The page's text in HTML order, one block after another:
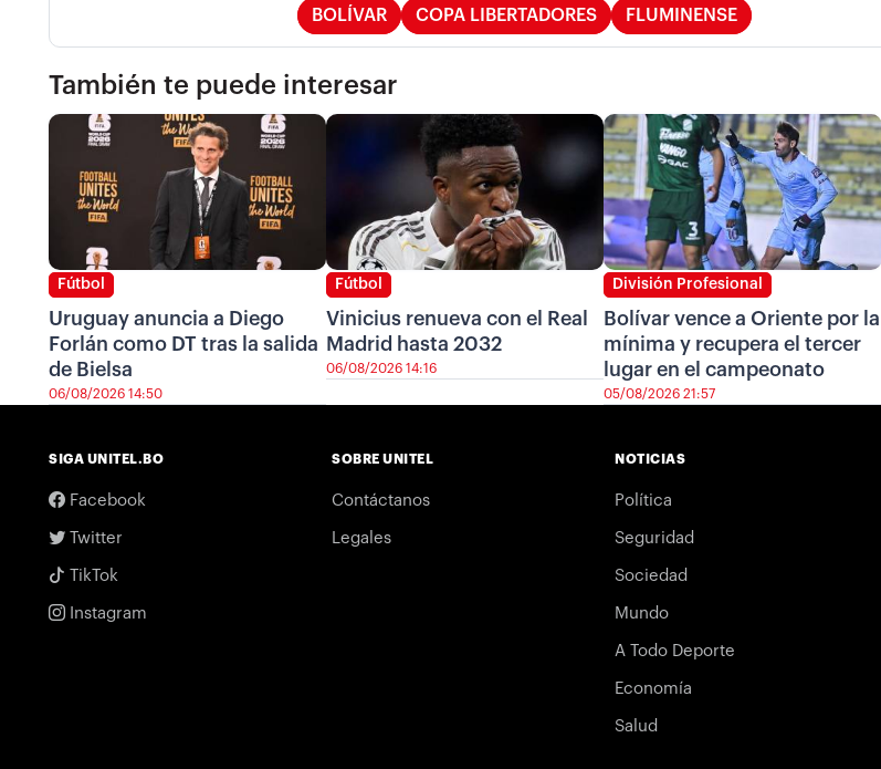
BOLÍVAR COPA LIBERTADORES FLUMINENSE
También te puede interesar
Fútbol
Uruguay anuncia a Diego
Forlán como DT tras la salida
de Bielsa
06/08/2026 14:50
Fútbol
Vinicius renueva con el Real
Madrid hasta 2032
06/08/2026 14:16
División Profesional
Bolívar vence a Oriente por la
mínima y recupera el tercer
lugar en el campeonato
05/08/2026 21:57
SIGA UNITEL.BO
Facebook
Twitter
TikTok
Instagram
SOBRE UNITEL
Contáctanos
Legales
NOTICIAS
Política
Seguridad
Sociedad
Mundo
A Todo Deporte
Economía
Salud